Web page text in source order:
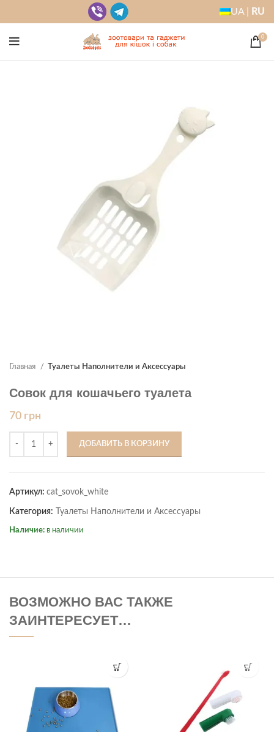
UA | RU
0
Главная Туалеты Наполнители и Аксессуары
Совок для кошачьего туалета
70 грн
ДОБАВИТЬ В КОРЗИНУ
Артикул: cat_sovok_white
Категория: Туалеты Наполнители и Аксессуары
Наличие: в наличии
ВОЗМОЖНО ВАС ТАКЖЕ
ЗАИНТЕРЕСУЕТ…